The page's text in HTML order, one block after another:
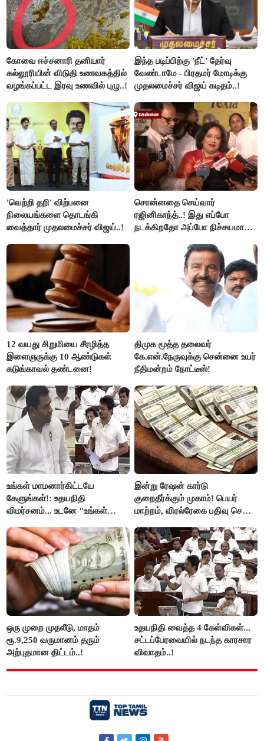
கோவை ஈச்சனாரி தனியார்
கல்லூரியின் விடுதி உணவகத்தில்
வழங்கப்பட்ட இரவு உணவில் புழு..!
இந்த படிப்பிற்கு 'நீட்' தேர்வு
வேண்டாமே - பிரதமர் மோடிக்கு
முதலமைச்சர் விஜய் கடிதம்..!
'வெற்றி தறி' விற்பனை
நிலையங்களை தொடங்கி
வைத்தார் முதலமைச்சர் விஜய்..!
சொன்னதை செய்வார்
ரஜினிகாந்த்..! இது எப்போ
நடக்கிறதோ அப்போ நிச்சயமாக
ரஜினிகாந்த்..!
12 வயது சிறுமியை சீரழித்த
இளைஞருக்கு 10 ஆண்டுகள்
கடுங்காவல் தண்டனை!
திமுக மூத்த தலைவர்
கே.என்.நேருவுக்கு சென்னை உயர்
நீதிமன்றம் நோட்டீஸ்!
உங்கள் மாமனார்கிட்டயே
கேளுங்கள்!: உதயநிதி
விமர்சனம்... உடனே "உங்கள்
ஆதவ் அர்ஜுனா பதிலடி!
இன்று ரேஷன் கார்டு
குறைதீர்க்கும் முகாம்! பெயர்
மாற்றம், விரல்ரேகை பதிவு செய்ய
ஒரு முறை முதலீடு, மாதம்
ரூ.9,250 வருமானம் தரும்
அற்புதமான திட்டம்..!
உதயநிதி வைத்த 4 கேள்விகள்...
சட்டப்பேரவையில் நடந்த காரசார
விவாதம்..!